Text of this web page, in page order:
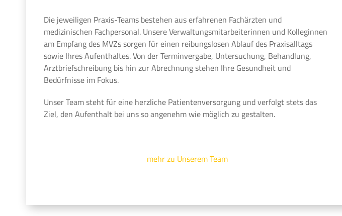
Die jeweiligen Praxis-Teams bestehen aus erfahrenen Fachärzten und
medizinischen Fachpersonal. Unsere Verwaltungsmitarbeiterinnen und Kolleginnen
am Empfang des MVZs sorgen für einen reibungslosen Ablauf des Praxisalltags
sowie Ihres Aufenthaltes. Von der Terminvergabe, Untersuchung, Behandlung,
Arztbriefschreibung bis hin zur Abrechnung stehen Ihre Gesundheit und
Bedürfnisse im Fokus.
Unser Team steht für eine herzliche Patientenversorgung und verfolgt stets das
Ziel, den Aufenthalt bei uns so angenehm wie möglich zu gestalten.
mehr zu Unserem Team